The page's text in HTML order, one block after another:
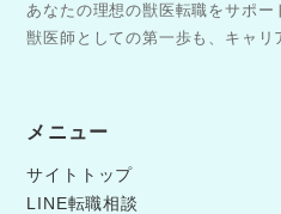
あなたの理想の獣医転職をサポー
獣医師としての第一歩も、キャリ
メニュー
サイトトップ
LINE転職相談